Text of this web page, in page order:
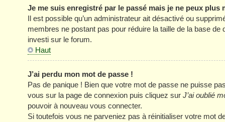
Je me suis enregistré par le passé mais je ne peux plus
Il est possible qu’un administrateur ait désactivé ou
membres ne postant pas pour réduire la taille de la base
investi sur le forum.
Haut
J’ai perdu mon mot de passe !
Pas de panique ! Bien que votre mot de passe ne puisse
vous sur la page de connexion puis cliquez sur J’ai oublié
pouvoir à nouveau vous connecter.
Si toutefois vous ne parveniez pas à réinitialiser votre mot